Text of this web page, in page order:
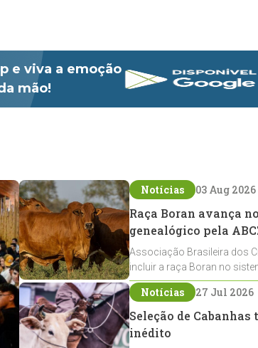
e viva a emoção
mão!
Notícias 03 Aug 2026
Raça Boran avança
genealógico pela
Associação Brasileira dos
incluir a raça Boran no
expansão na pecuária
Notícias 27 Jul 2026
Seleção de
inédito